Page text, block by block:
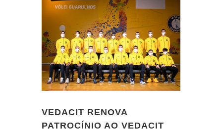
VEDACIT RENOVA
PATROCÍNIO AO VEDACIT